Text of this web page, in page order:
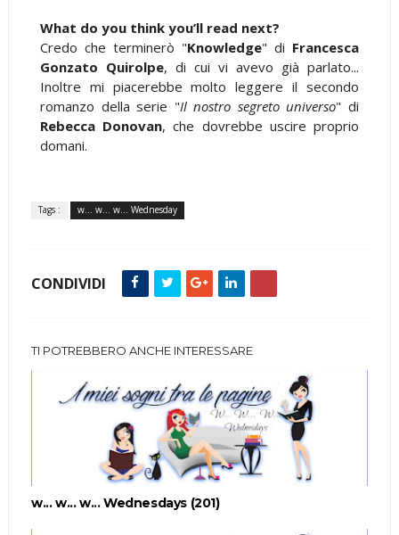
What do you think you’ll read next?
Credo che terminerò "Knowledge" di Francesca
Gonzato Quirolpe, di cui vi avevo già parlato...
Inoltre mi piacerebbe molto leggere il secondo
romanzo della serie "Il nostro segreto universo" di
Rebecca Donovan, che dovrebbe uscire proprio
domani.
Tags : w... w... w... Wednesday
CONDIVIDI
TI POTREBBERO ANCHE INTERESSARE
w... w... w... Wednesdays (201)